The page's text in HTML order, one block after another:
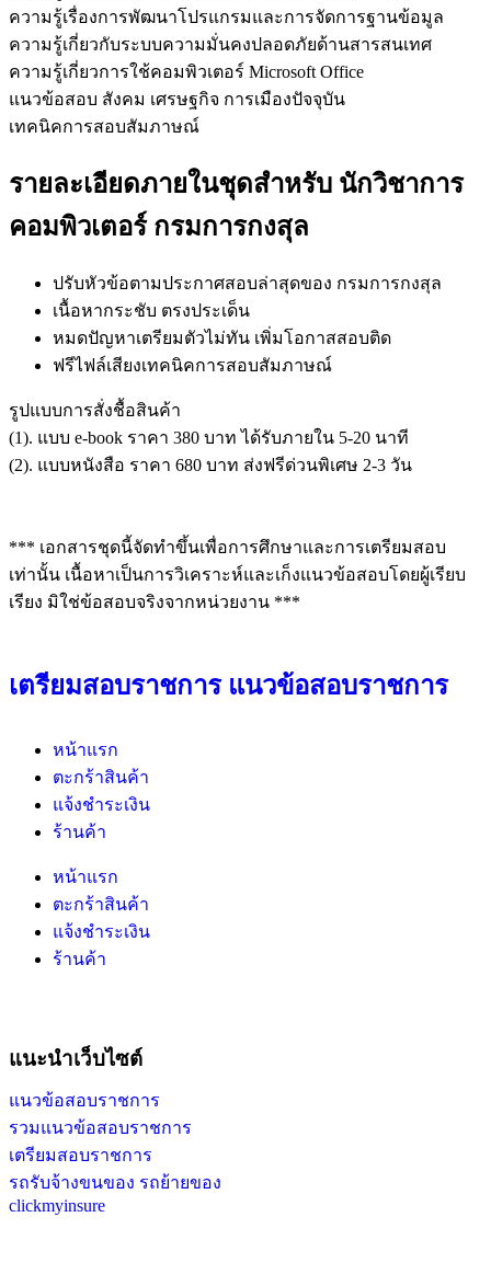
ความรู้เรื่องการพัฒนาโปรแกรมและการจัดการฐานข้อมูล
ความรู้เกี่ยวกับระบบความมั่นคงปลอดภัยด้านสารสนเทศ
ความรู้เกี่ยวการใช้คอมพิวเตอร์ Microsoft Office
แนวข้อสอบ สังคม เศรษฐกิจ การเมืองปัจจุบัน
เทคนิคการสอบสัมภาษณ์
รายละเอียดภายในชุดสำหรับ นักวิชาการ
คอมพิวเตอร์ กรมการกงสุล
ปรับหัวข้อตามประกาศสอบล่าสุดของ กรมการกงสุล
เนื้อหากระชับ ตรงประเด็น
หมดปัญหาเตรียมตัวไม่ทัน เพิ่มโอกาสสอบติด
ฟรีไฟล์เสียงเทคนิคการสอบสัมภาษณ์
รูปแบบการสั่งชื้อสินค้า
(1). แบบ e-book ราคา 380 บาท ได้รับภายใน 5-20 นาที
(2). แบบหนังสือ ราคา 680 บาท ส่งฟรีด่วนพิเศษ 2-3 วัน
*** เอกสารชุดนี้จัดทำขึ้นเพื่อการศึกษาและการเตรียมสอบ
เท่านั้น เนื้อหาเป็นการวิเคราะห์และเก็งแนวข้อสอบโดยผู้เรียบ
เรียง มิใช่ข้อสอบจริงจากหน่วยงาน ***
เตรียมสอบราชการ แนวข้อสอบราชการ
หน้าแรก
ตะกร้าสินค้า
แจ้งชำระเงิน
ร้านค้า
หน้าแรก
ตะกร้าสินค้า
แจ้งชำระเงิน
ร้านค้า
แนะนำเว็บไซต์
แนวข้อสอบราชการ
รวมแนวข้อสอบราชการ
เตรียมสอบราชการ
รถรับจ้างขนของ รถย้ายของ
clickmyinsure